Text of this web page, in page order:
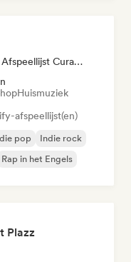
Media Outlet/Journalist, Afspeellijst Curator
Huismuziek
afspeellijst(en)
pop
Indie rock
Rap in het Engels
Plazz